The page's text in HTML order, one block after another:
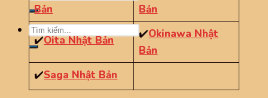
Bản
Bản
✔️Oita Nhật Bản ✔️Okinawa Nhật
Bản
✔️Saga Nhật Bản